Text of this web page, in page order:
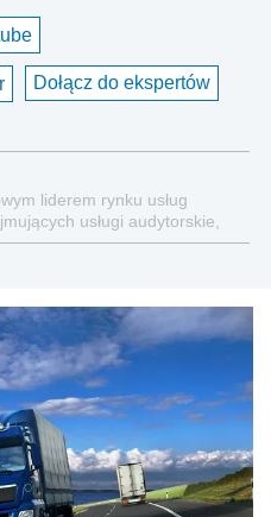
Dołącz do ekspertów
liderem rynku usług
usługi audytorskie,
doradztwo biznesowe i